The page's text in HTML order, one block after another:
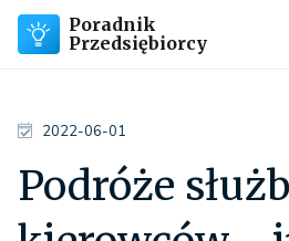
Poradnik
Przedsiębiorcy
2022-06-01
Podróże